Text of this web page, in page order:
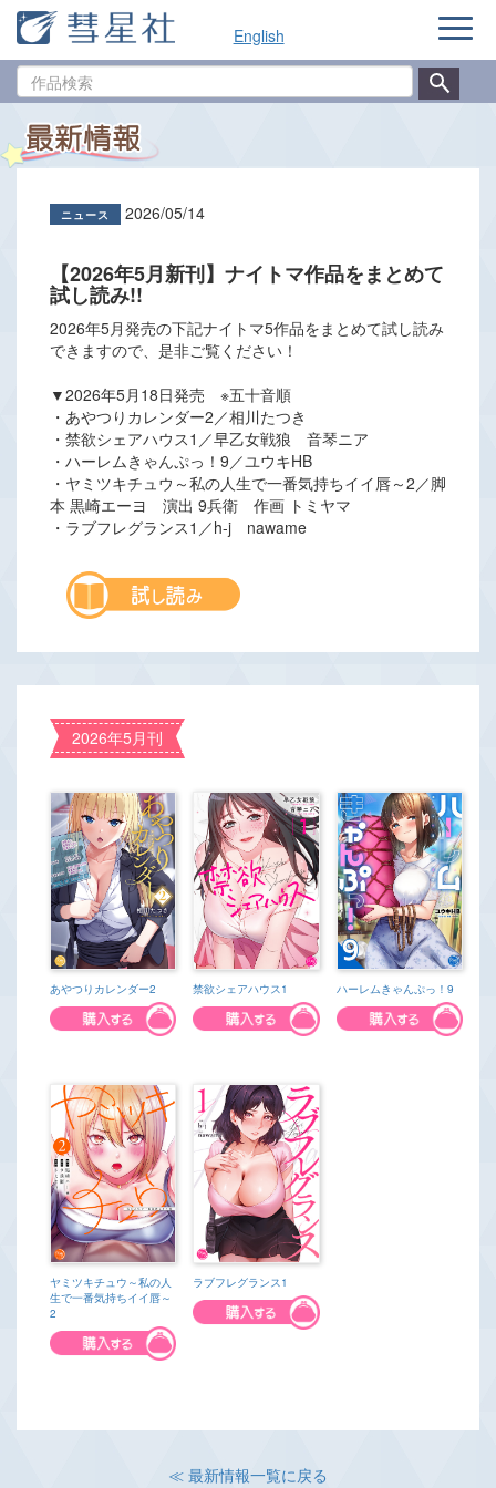
English
品
ナ
ゲ
2026/05/14
【2026年5月新刊】ナイトマ作品をまとめて
試し読み!!
2026年5月発売の下記ナイトマ5作品をまとめて試し読み
できますので、是非ご覧ください！
▼2026年5月18日発売 ※五十音順
・あやつりカレンダー2／相川たつき
・禁欲シェアハウス1／早乙女戦狼 音琴ニア
・ハーレムきゃんぷっ！9／ユウキHB
・ヤミツキチュウ～私の人生で一番気持ちイイ唇～2／脚
本 黒崎エーヨ 演出 9兵衛 作画 トミヤマ
・ラブフレグランス1／h-j nawame
2026年5月刊
あやつりカレンダー2 禁欲シェアハウス1 ハーレムきゃんぷっ！9
ヤミツキチュウ～私の人
生で一番気持ちイイ唇～
2
ラブフレグランス1
≪ 最新情報一覧に戻る